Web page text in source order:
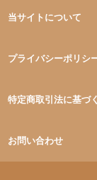
当サイトについて
プライバシーポリシ
特定商取引法に基づ
お問い合わせ